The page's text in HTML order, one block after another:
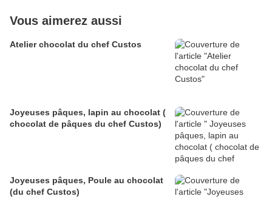
Vous aimerez aussi
Atelier chocolat du chef Custos
Joyeuses pâques, lapin au chocolat (
chocolat de pâques du chef Custos)
Joyeuses pâques, Poule au chocolat
(du chef Custos)